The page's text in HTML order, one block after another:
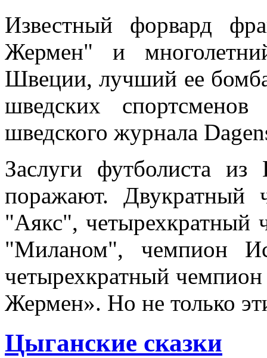
Известный форвард
Жермен" и
Швеции, лучший ее
шведских
шведского журнала
Заслуги футболиста
поражают. Двукратный
"Аякс",
"Миланом", чемпион
четырехкратный
Жермен». Но не только
Цыганские сказки